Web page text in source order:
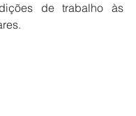
de trabalho às